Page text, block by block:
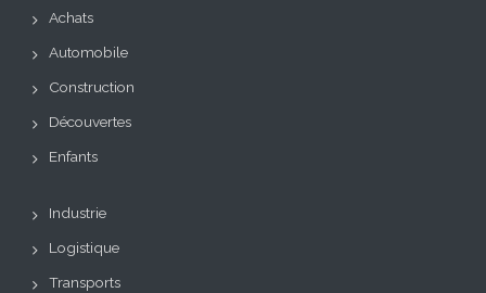
Achats
Automobile
Construction
Découvertes
Enfants
Industrie
Logistique
Transports